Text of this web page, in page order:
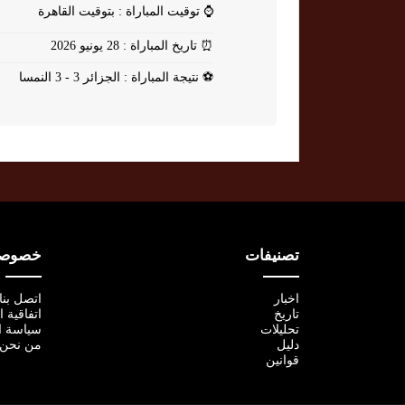
⌚ توقيت المباراة : بتوقيت القاهرة
⏰ تاريخ المباراة : 28 يونيو 2026
⚽ نتيجة المباراة : الجزائر 3 - 3 النمسا
تصنيفات
اخبار
تاريخ
تحليلات
دليل
قوانين
اتصل بنا
سياسة
من نحن